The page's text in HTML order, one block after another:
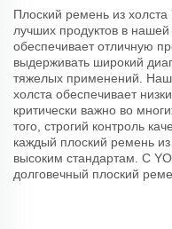
Плоский ремень из
лучших продуктов в
обеспечивает отличную
выдерживать широкий
тяжелых применений.
холста обеспечивает
критически важно во
того, строгий контроль
каждый плоский ремень
высоким стандартам. С
долговечный плоский